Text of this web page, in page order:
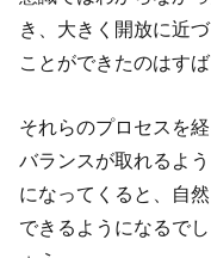
き、大きく開放に近づ
ことができたのはす
それらのプロセスを
バランスが取れるよう
になってくると、自
できるようになるでし